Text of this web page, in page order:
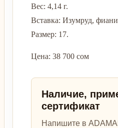
Вес: 4,14 г.
Вставка: Изумруд,
Размер: 17.
Цена: 38 700 сом
Наличие,
сертификат
Напишите в